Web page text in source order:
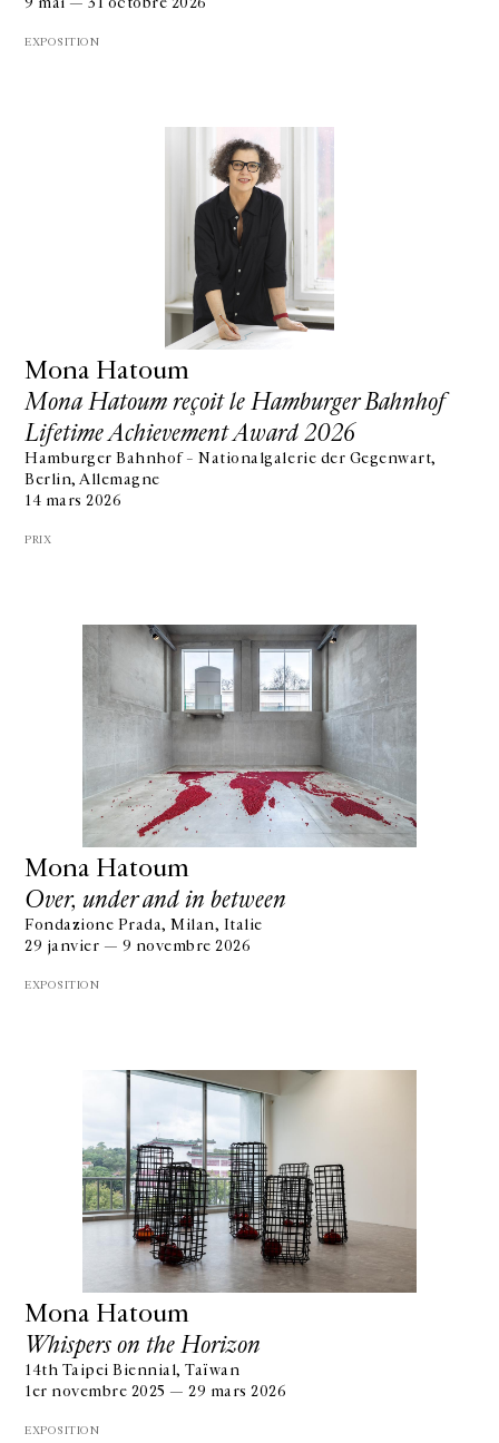
EXPOSITION
Mona Hatoum
Mona Hatoum reçoit le Hamburger Bahnhof
Lifetime Achievement Award 2026
Hamburger Bahnhof – Nationalgalerie der Gegenwart,
Berlin, Allemagne
14 mars 2026
PRIX
Mona Hatoum
Over, under and in between
Fondazione Prada, Milan, Italie
29 janvier — 9 novembre 2026
EXPOSITION
Mona Hatoum
Whispers on the Horizon
14th Taipei Biennial, Taïwan
1er novembre 2025 — 29 mars 2026
EXPOSITION